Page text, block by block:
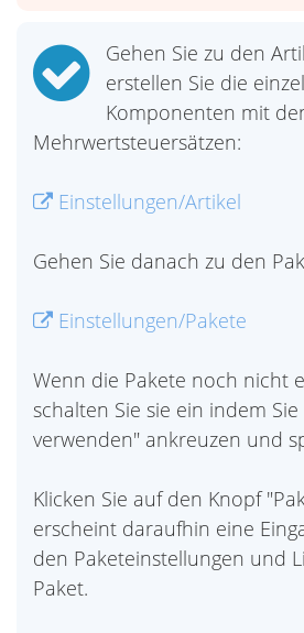
Gehen Sie zu den
erstellen Sie die
Komponenten mit
Mehrwertsteuersätzen:
Einstellungen/Artikel
Gehen Sie danach zu den
Einstellungen/Pakete
Wenn die Pakete noch nicht
schalten Sie sie ein indem Sie
verwenden" ankreuzen und
Klicken Sie auf den Knopf
erscheint daraufhin eine
den Paketeinstellungen und
Paket.